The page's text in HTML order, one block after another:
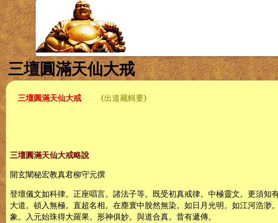
三壇圓滿天仙大戒
三壇圓滿天仙大戒 (出道藏輯要)
三壇圓滿天仙大戒略說
開玄闡秘宏教真君柳守元撰
登壇儀文如科律。正座唱言。諸法子等。既受初真戒律。中極靈文。更須
大道。頓入無極。直超名相。在塵寰中脫然無染。如日月光明。如江河浩
象。入元始珠得大羅果。形神俱妙。與道合真。昔有遞傳。